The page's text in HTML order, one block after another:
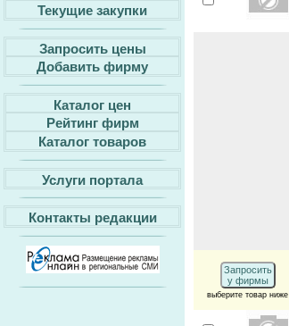
Текущие закупки
Запросить цены
Добавить фирму
Каталог цен
Рейтинг фирм
Каталог товаров
Услуги портала
Контакты редакции
Запросить
у фирмы
выберите товар ниже